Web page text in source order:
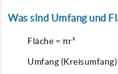
Was sind Umfang und
Fläche = πr²
Umfang